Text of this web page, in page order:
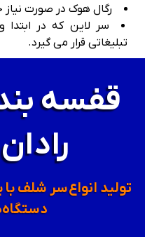
رگال هوک در صورت
سر لاین که در ابتدا
تبلیغاتی قرار می گیرد.
قفسه
تولید انواع سر شلف